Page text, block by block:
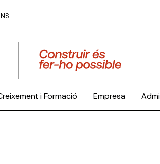
i Formació Empresa